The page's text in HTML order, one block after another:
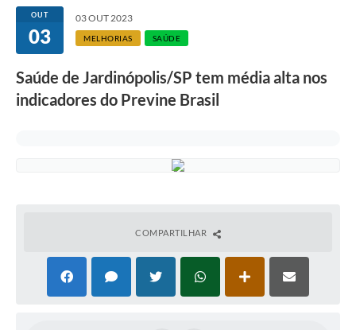
OUT
03
03 OUT 2023
MELHORIAS SAÚDE
Saúde de Jardinópolis/SP tem média alta nos
indicadores do Previne Brasil
COMPARTILHAR